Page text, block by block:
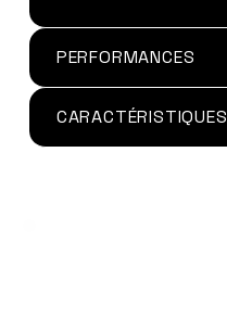
PERFORMANCES
CARACTÉRISTIQUES